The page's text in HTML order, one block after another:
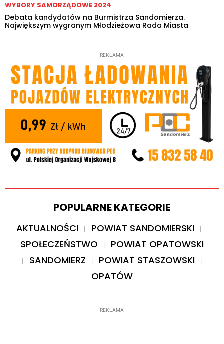
WYBORY SAMORZĄDOWE 2024
Debata kandydatów na Burmistrza Sandomierza.
Największym wygranym Młodzieżowa Rada Miasta
REKLAMA
POPULARNE KATEGORIE
AKTUALNOŚCI
POWIAT SANDOMIERSKI
SPOŁECZEŃSTWO
POWIAT OPATOWSKI
SANDOMIERZ
POWIAT STASZOWSKI
OPATÓW
REKLAMA